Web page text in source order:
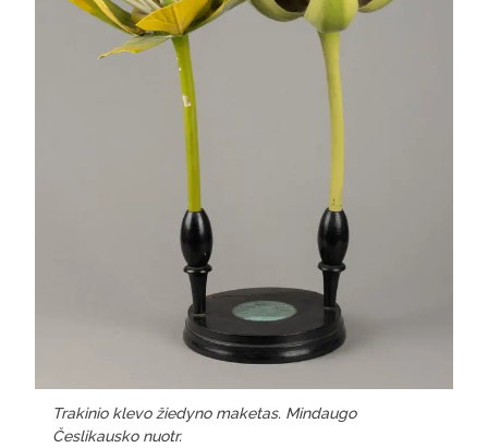
Trakinio klevo žiedyno maketas. Mindaugo
Česlikausko nuotr.